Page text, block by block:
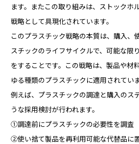
ます。またこの取り組みは、ストックホ
戦略として具現化されています。
このプラスチック戦略の本質は、購入、
スチックのライフサイクルで、可能な限
をすることです。この戦略は、製品や材
ゆる種類のプラスチックに適用されていま
例えば、プラスチックの調達と購入のス
うな採用検討が行われます。
①調達前にプラスチックの必要性を調査
②使い捨て製品を再利用可能な代替品に